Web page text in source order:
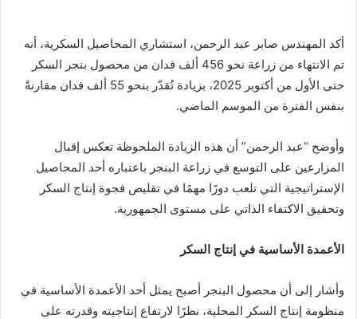
أكد المهندس صابر عبد الرحمن، استشاري المحاصيل السكرية، أنه
تم الانتهاء من زراعة نحو 456 ألف فدان من محصول بنجر السكر
حتى الأول من أكتوبر 2025، بزيادة تُقدّر بنحو 55 ألف فدان مقارنةً
بنفس الفترة من الموسم الماضي.
وأوضح “عبد الرحمن” أن هذه الزيادة الملحوظة تعكس إقبال
المزارعين على التوسع في زراعة البنجر باعتباره أحد المحاصيل
الإستراتيجية التي تلعب دورًا مهمًا في تقليص فجوة إنتاج السكر
وتحقيق الاكتفاء الذاتي على مستوى الجمهورية.
الأعمدة الأساسية في إنتاج السكر
وأشار إلى أن محصول البنجر أصبح يمثل أحد الأعمدة الأساسية في
منظومة إنتاج السكر المحلية، نظرًا لارتفاع إنتاجيته وقدرته على